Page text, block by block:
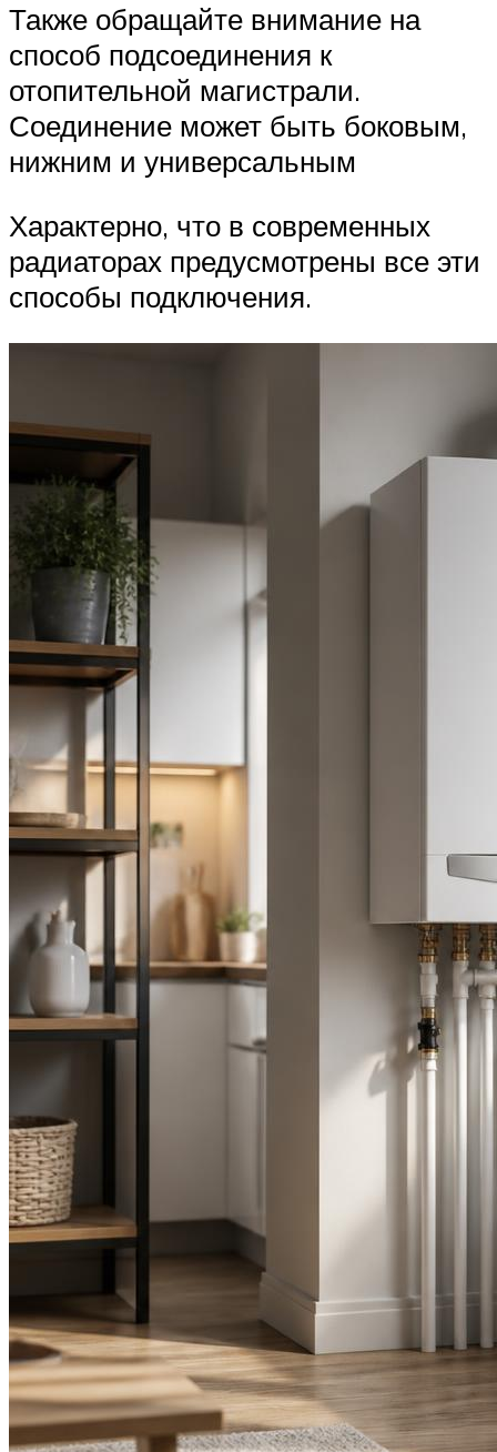
Также обращайте внимание на
способ подсоединения к
отопительной магистрали.
Соединение может быть боковым,
нижним и универсальным
Характерно, что в современных
радиаторах предусмотрены все эти
способы подключения.